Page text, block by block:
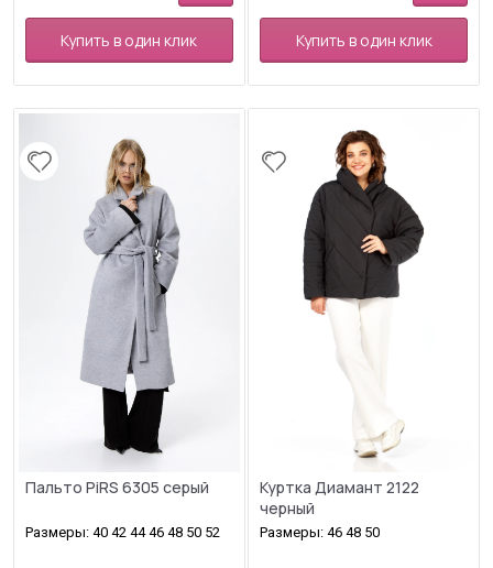
Купить в один клик Купить в один клик
Пальто PiRS 6305 серый
Размеры: 40 42 44 46 48 50 52
Куртка Диамант 2122
черный
Размеры: 46 48 50